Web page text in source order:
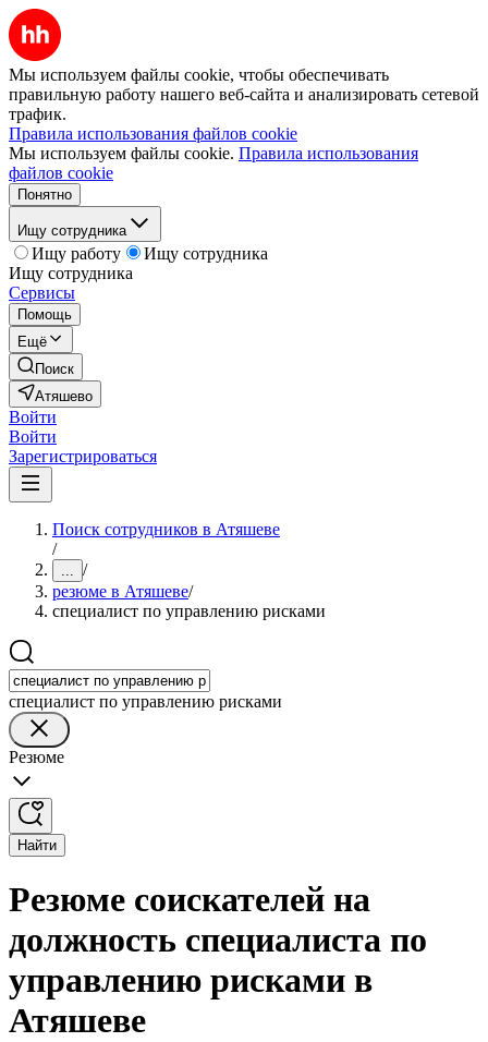
Мы используем файлы cookie, чтобы обеспечивать
правильную работу нашего веб-сайта и анализировать сетевой
трафик.
Правила использования файлов cookie
Мы используем файлы cookie. Правила использования
файлов cookie
Понятно
Ищу сотрудника
Ищу работу
Ищу сотрудника
Ищу сотрудника
Сервисы
Помощь
Ещё
Поиск
Атяшево
Войти
Войти
Зарегистрироваться
Поиск сотрудников в Атяшеве
/
... /
резюме в Атяшеве/
специалист по управлению рисками
специалист по управлению рисками
Резюме
Найти
Резюме соискателей на
должность специалиста по
управлению рисками в
Атяшеве